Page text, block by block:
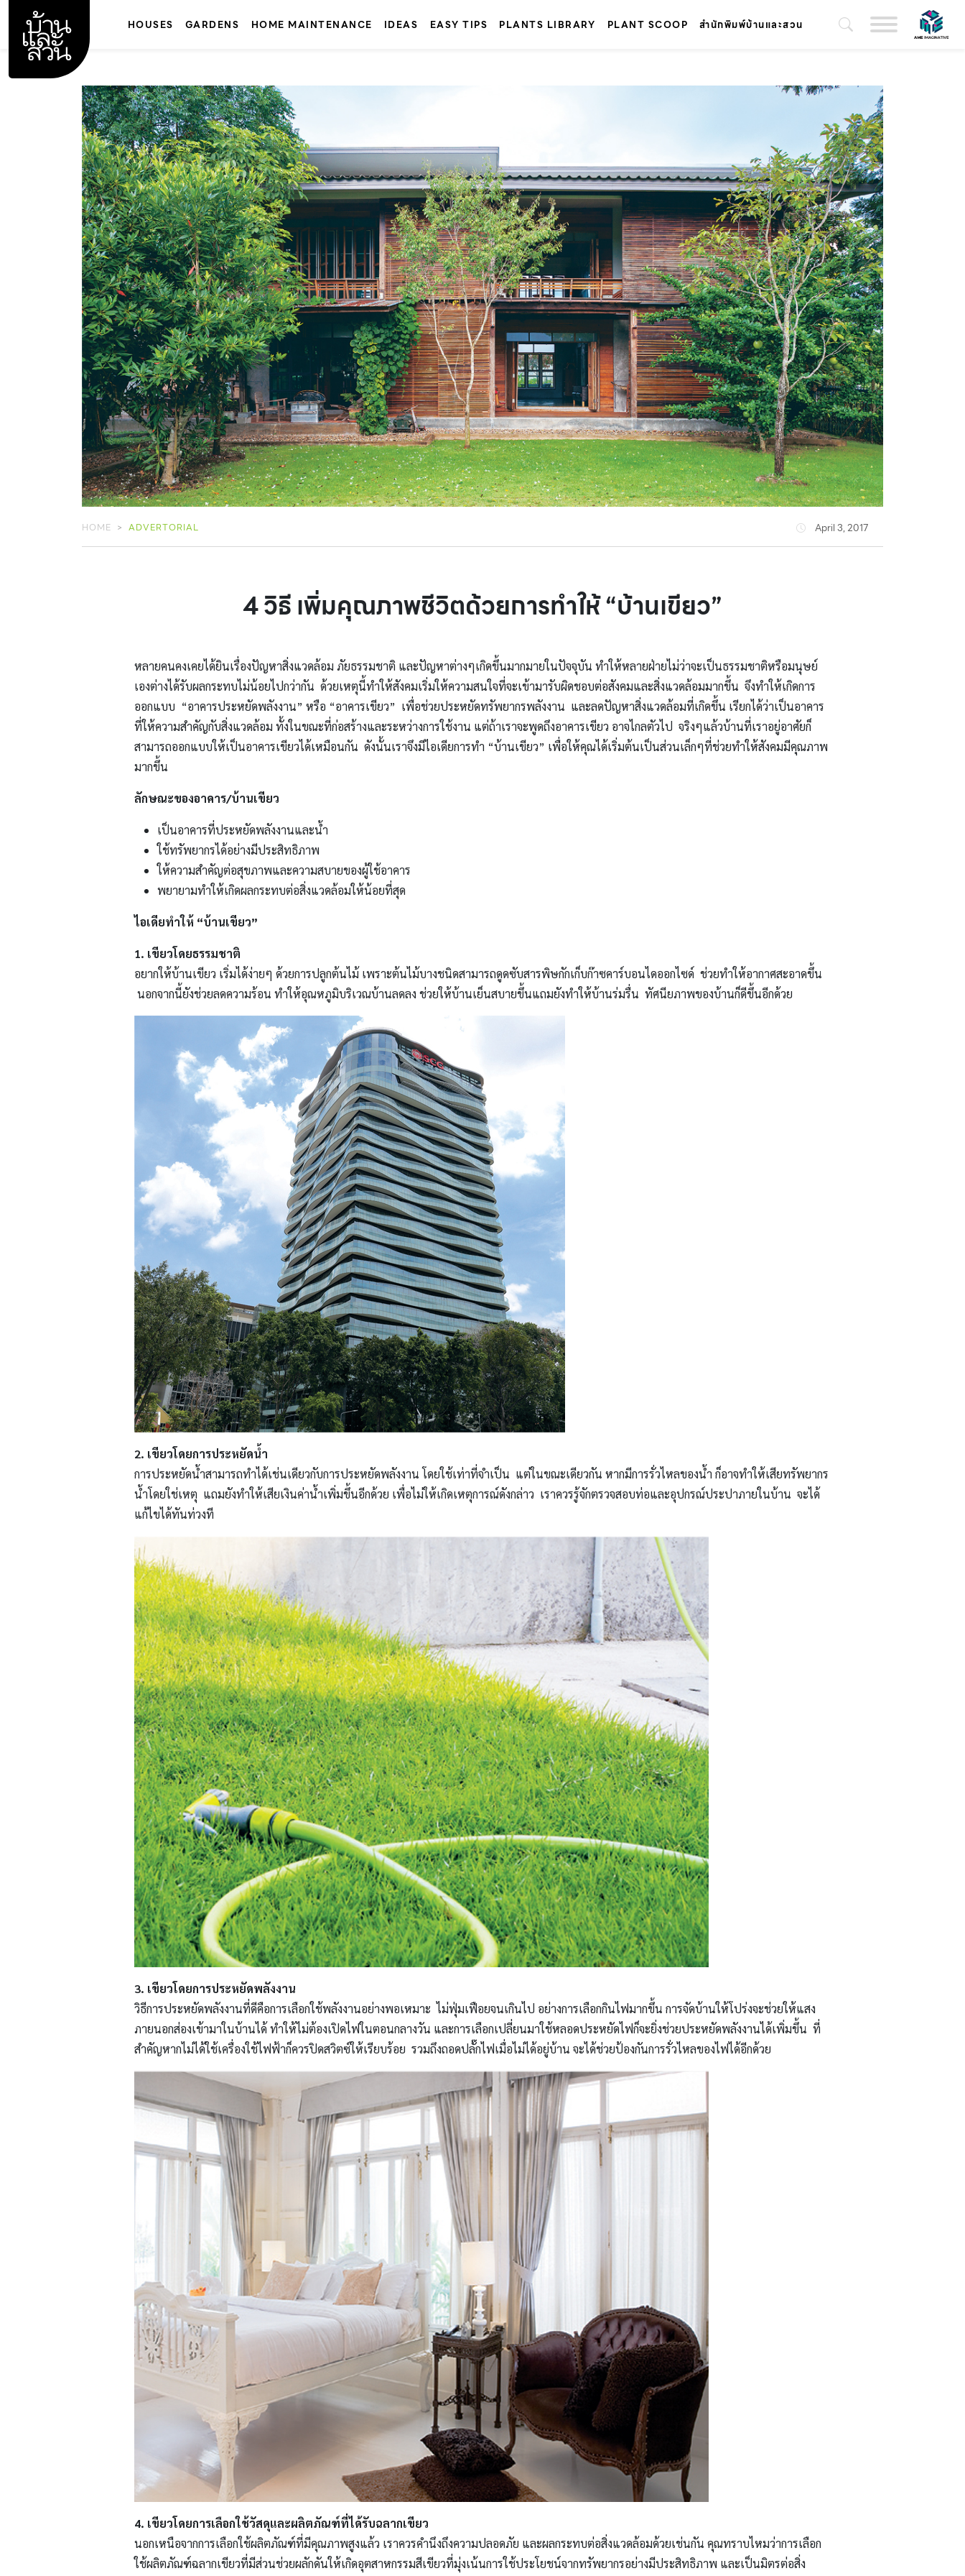
content
HOUSES GARDENS HOME MAINTENANCE IDEAS EASY TIPS PLANTS LIBRARY PLANT SCOOP สำนักพิมพ์บ้านและสวน
HOME ADVERTORIAL April 3, 2017
4 วิธี เพิ่มคุณภาพชีวิตด้วยการทำให้ “บ้านเขียว”
หลายคนคงเคยได้ยินเรื่องปัญหาสิ่งแวดล้อม ภัยธรรมชาติ และปัญหาต่างๆเกิดขึ้นมากมายในปัจจุบัน ทำให้หลายฝ่ายไม่ว่าจะเป็นธรรมชาติหรือมนุษย์
เองต่างได้รับผลกระทบไม่น้อยไปกว่ากัน ด้วยเหตุนี้ทำให้สังคมเริ่มให้ความสนใจที่จะเข้ามารับผิดชอบต่อสังคมและสิ่งแวดล้อมมากขึ้น จึงทำให้เกิดการ
ออกแบบ “อาคารประหยัดพลังงาน” หรือ “อาคารเขียว” เพื่อช่วยประหยัดทรัพยากรพลังงาน และลดปัญหาสิ่งแวดล้อมที่เกิดขึ้น เรียกได้ว่าเป็นอาคาร
ที่ให้ความสำคัญกับสิ่งแวดล้อม ทั้งในขณะที่ก่อสร้างและระหว่างการใช้งาน แต่ถ้าเราจะพูดถึงอาคารเขียว อาจไกลตัวไป จริงๆแล้วบ้านที่เราอยู่อาศัยก็
สามารถออกแบบให้เป็นอาคารเขียวได้เหมือนกัน ดังนั้นเราจึงมีไอเดียการทำ “บ้านเขียว” เพื่อให้คุณได้เริ่มต้นเป็นส่วนเล็กๆที่ช่วยทำให้สังคมมีคุณภาพ
มากขึ้น
ลักษณะของอาคาร/บ้านเขียว
เป็นอาคารที่ประหยัดพลังงานและน้ำ
ใช้ทรัพยากรได้อย่างมีประสิทธิภาพ
ให้ความสำคัญต่อสุขภาพและความสบายของผู้ใช้อาคาร
พยายามทำให้เกิดผลกระทบต่อสิ่งแวดล้อมให้น้อยที่สุด
ไอเดียทำให้ “บ้านเขียว”
1. เขียวโดยธรรมชาติ
อยากให้บ้านเขียว เริ่มได้ง่ายๆ ด้วยการปลูกต้นไม้ เพราะต้นไม้บางชนิดสามารถดูดซับสารพิษกักเก็บก๊าซคาร์บอนไดออกไซด์ ช่วยทำให้อากาศสะอาดขึ้น
นอกจากนี้ยังช่วยลดความร้อน ทำให้อุณหภูมิบริเวณบ้านลดลง ช่วยให้บ้านเย็นสบายขึ้นแถมยังทำให้บ้านร่มรื่น ทัศนียภาพของบ้านก็ดีขึ้นอีกด้วย
2. เขียวโดยการประหยัดน้ำ
การประหยัดน้ำสามารถทำได้เช่นเดียวกับการประหยัดพลังงาน โดยใช้เท่าที่จำเป็น แต่ในขณะเดียวกัน หากมีการรั่วไหลของน้ำ ก็อาจทำให้เสียทรัพยากร
น้ำโดยใช่เหตุ แถมยังทำให้เสียเงินค่าน้ำเพิ่มขึ้นอีกด้วย เพื่อไม่ให้เกิดเหตุการณ์ดังกล่าว เราควรรู้จักตรวจสอบท่อและอุปกรณ์ประปาภายในบ้าน จะได้
แก้ไขได้ทันท่วงที
3. เขียวโดยการประหยัดพลังงาน
วิธีการประหยัดพลังงานที่ดีคือการเลือกใช้พลังงานอย่างพอเหมาะ ไม่ฟุ่มเฟือยจนเกินไป อย่างการเลือกกินไฟมากขึ้น การจัดบ้านให้โปร่งจะช่วยให้แสง
ภายนอกส่องเข้ามาในบ้านได้ ทำให้ไม่ต้องเปิดไฟในตอนกลางวัน และการเลือกเปลี่ยนมาใช้หลอดประหยัดไฟก็จะยิ่งช่วยประหยัดพลังงานได้เพิ่มขึ้น ที่
สำคัญหากไม่ได้ใช้เครื่องใช้ไฟฟ้าก็ควรปิดสวิตซ์ให้เรียบร้อย รวมถึงถอดปลั๊กไฟเมื่อไม่ได้อยู่บ้าน จะได้ช่วยป้องกันการรั่วไหลของไฟได้อีกด้วย
4. เขียวโดยการเลือกใช้วัสดุและผลิตภัณฑ์ที่ได้รับฉลากเขียว
นอกเหนือจากการเลือกใช้ผลิตภัณฑ์ที่มีคุณภาพสูงแล้ว เราควรคำนึงถึงความปลอดภัย และผลกระทบต่อสิ่งแวดล้อมด้วยเช่นกัน คุณทราบไหมว่าการเลือก
ใช้ผลิตภัณฑ์ฉลากเขียวที่มีส่วนช่วยผลักดันให้เกิดอุตสาหกรรมสีเขียวที่มุ่งเน้นการใช้ประโยชน์จากทรัพยากรอย่างมีประสิทธิภาพ และเป็นมิตรต่อสิ่ง